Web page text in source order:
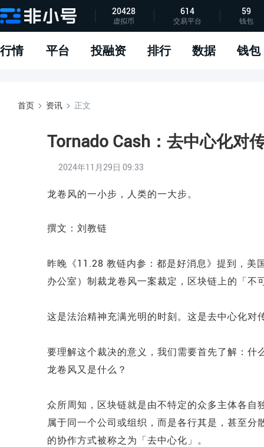
APP下载
指标说明
问题反馈
20428
虚拟币
614
交易平台
59
钱包
行情 平台 投融资 排行 数据 钱包
首页 资讯 正文
Tornado Cash：去中心化对
2024年11月29日 09:33
龙卷风的一小步，人类的一大步。
撰文：刘教链
昨晚《11.28 教链内参：都是好消息》提到，美
办公室）制裁龙卷风一案裁定，区块链上的「
这是法治精神充满光明的时刻。这是去中心化对
要理解这个裁决的意义，我们需要首先了解：
龙卷风又是什么？
众所周知，区块链就是由不特定的众多主体各
属于同一个公司或组织，而是各行其是，甚至
的协作方式被称之为「去中心化」。